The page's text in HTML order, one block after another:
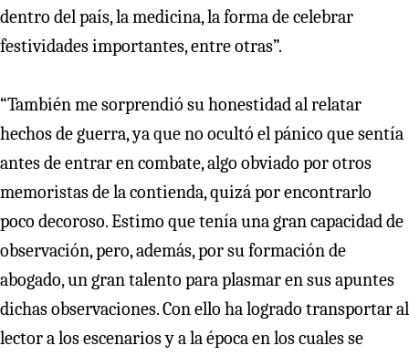
dentro del país, la medicina, la forma de celebrar
festividades importantes, entre otras”.
“También me sorprendió su honestidad al relatar
hechos de guerra, ya que no ocultó el pánico que sentía
antes de entrar en combate, algo obviado por otros
memoristas de la contienda, quizá por encontrarlo
poco decoroso. Estimo que tenía una gran capacidad de
observación, pero, además, por su formación de
abogado, un gran talento para plasmar en sus apuntes
dichas observaciones. Con ello ha logrado transportar al
lector a los escenarios y a la época en los cuales se